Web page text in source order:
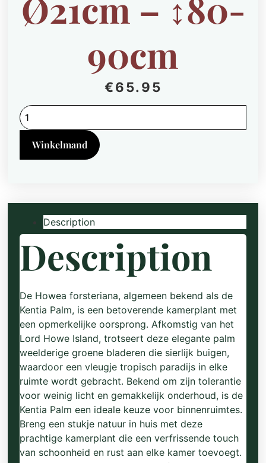
90cm
€65.95
Howea
Forsteriana
-
Ø21cm
↕80-
Winkelmand
Description
Description
De Howea forsteriana, algemeen bekend als de
Kentia Palm, is een betoverende kamerplant met
een opmerkelijke oorsprong. Afkomstig van het
Lord Howe Island, trotseert deze elegante palm
weelderige groene bladeren die sierlijk buigen,
waardoor een vleugje tropisch paradijs in elke
ruimte wordt gebracht. Bekend om zijn tolerantie
voor weinig licht en gemakkelijk onderhoud, is de
Kentia Palm een ideale keuze voor binnenruimtes.
Breng een stukje natuur in huis met deze
prachtige kamerplant die een verfrissende touch
van schoonheid en rust aan elke kamer toevoegt.